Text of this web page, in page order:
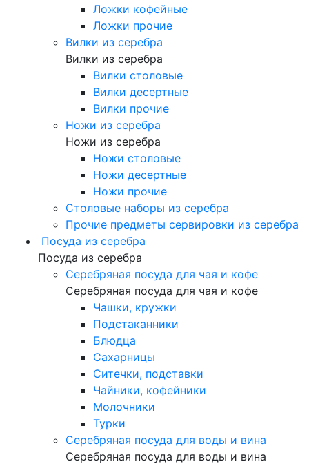
Ложки кофейные
Ложки прочие
Вилки из серебра
Вилки из серебра
Вилки столовые
Вилки десертные
Вилки прочие
Ножи из серебра
Ножи из серебра
Ножи столовые
Ножи десертные
Ножи прочие
Столовые наборы из серебра
Прочие предметы сервировки из серебра
Посуда из серебра
Посуда из серебра
Серебряная посуда для чая и кофе
Серебряная посуда для чая и кофе
Чашки, кружки
Подстаканники
Блюдца
Сахарницы
Ситечки, подставки
Чайники, кофейники
Молочники
Турки
Серебряная посуда для воды и вина
Серебряная посуда для воды и вина